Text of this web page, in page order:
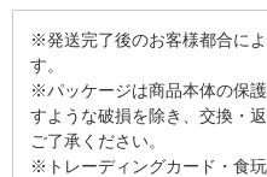
※発送完了後のお客様都合に
す。
※パッケージは商品本体の保
すような破損を除き、交換・
ご了承ください。
※トレーディングカード・食